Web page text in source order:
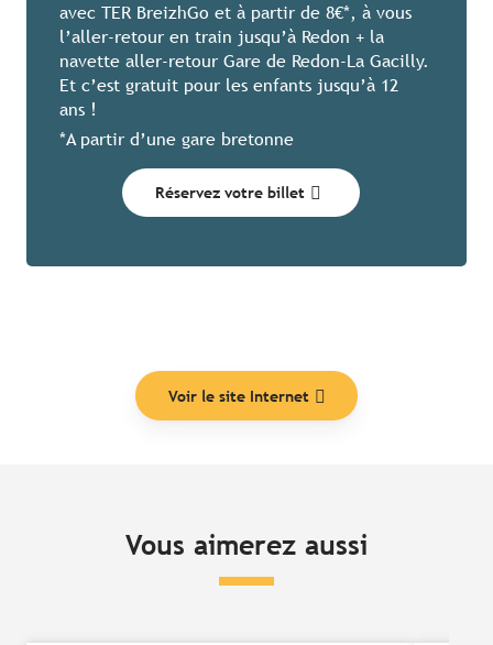
avec TER BreizhGo et à partir de 8€*, à vous
l’aller-retour en train jusqu’à Redon + la
navette aller-retour Gare de Redon-La Gacilly.
Et c’est gratuit pour les enfants jusqu’à 12
ans !
*A partir d’une gare bretonne
Réservez votre billet
Voir le site Internet
Vous aimerez aussi